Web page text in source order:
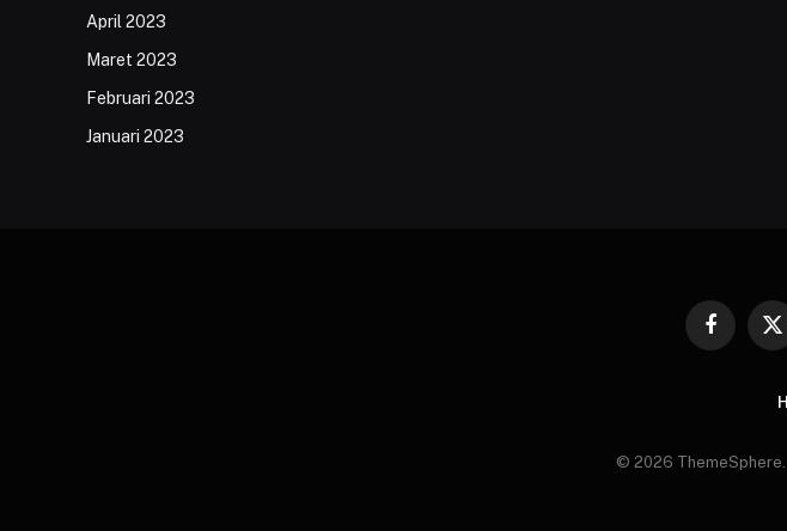
April 2023
Maret 2023
Februari 2023
Januari 2023
Facebook
X
© 2026